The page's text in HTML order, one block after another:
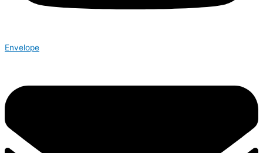
Envelope